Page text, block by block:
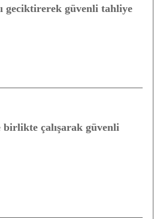
geciktirerek güvenli tahliye
birlikte çalışarak güvenli